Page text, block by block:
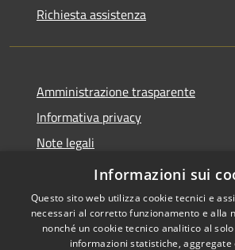
Richiesta assistenza
Amministrazione trasparente
Informativa privacy
Note legali
Dichiarazione di accessibilità
Informazioni sui
Questo sito web utilizza cookie tecnici e
necessari al corretto funzionamento e alla
nonché un cookie tecnico analitico al
informazioni statistiche, aggregate